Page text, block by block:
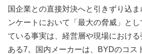
国企業との直接対決へと引きずり込
ンケートにおいて「最大の脅威」と
ている事実は、経営層や現場におけ
ある7。国内メーカーは、BYDのコス